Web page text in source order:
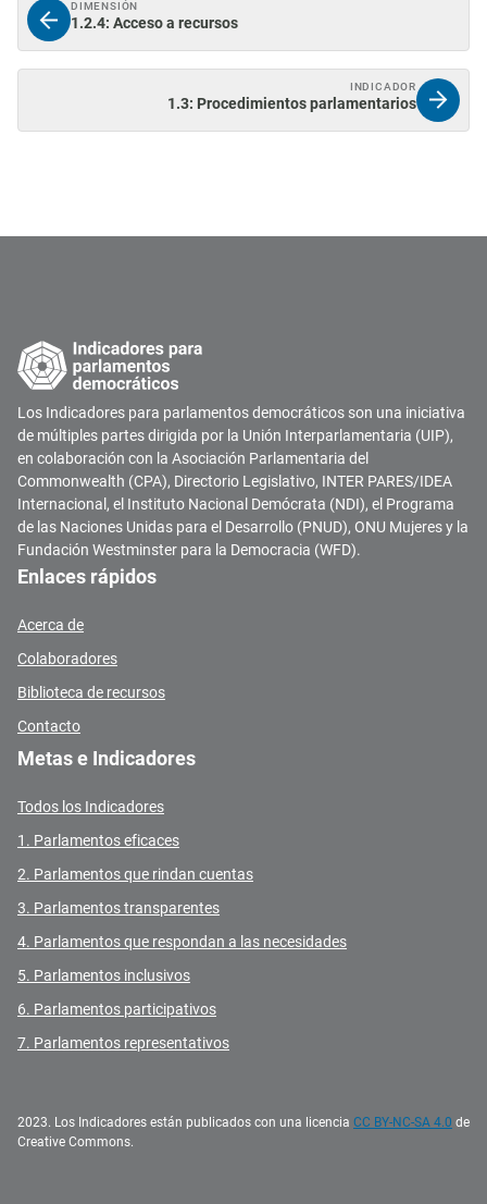
DIMENSIÓN
1.2.4: Acceso a recursos
INDICADOR
1.3: Procedimientos parlamentarios
Los Indicadores para parlamentos democráticos son una iniciativa
de múltiples partes dirigida por la Unión Interparlamentaria (UIP),
en colaboración con la Asociación Parlamentaria del
Commonwealth (CPA), Directorio Legislativo, INTER PARES/IDEA
Internacional, el Instituto Nacional Demócrata (NDI), el Programa
de las Naciones Unidas para el Desarrollo (PNUD), ONU Mujeres y la
Fundación Westminster para la Democracia (WFD).
Enlaces rápidos
Acerca de
Colaboradores
Biblioteca de recursos
Contacto
Metas e Indicadores
Todos los Indicadores
1. Parlamentos eficaces
2. Parlamentos que rindan cuentas
3. Parlamentos transparentes
4. Parlamentos que respondan a las necesidades
5. Parlamentos inclusivos
6. Parlamentos participativos
7. Parlamentos representativos
2023. Los Indicadores están publicados con una licencia CC BY-NC-SA 4.0 de
Creative Commons.